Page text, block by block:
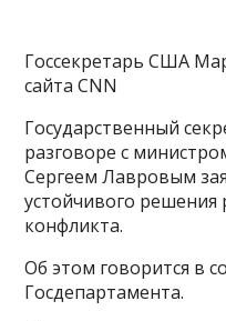
Госсекретарь США
сайта CNN
Государственный
разговоре с
Сергеем Лавровым
устойчивого решения
конфликта.
Об этом говорится в
Госдепартамента.